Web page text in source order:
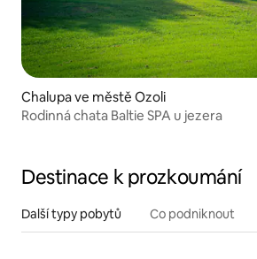
Chalupa ve městě Ozoli
Rodinná chata Baltie SPA u jezera
Destinace k prozkoumání
Další typy pobytů Co podniknout